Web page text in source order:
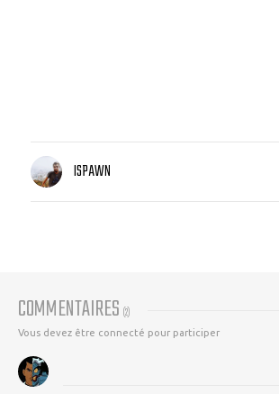
ISPAWN
COMMENTAIRES (2)
Vous devez être connecté pour participer